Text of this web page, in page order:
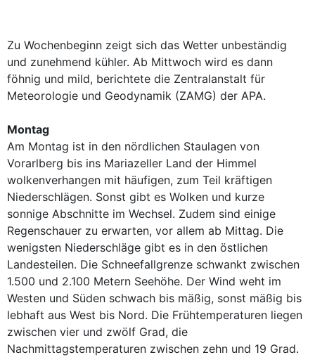
Zu Wochenbeginn zeigt sich das Wetter unbeständig
und zunehmend kühler. Ab Mittwoch wird es dann
föhnig und mild, berichtete die Zentralanstalt für
Meteorologie und Geodynamik (ZAMG) der APA.
Montag
Am Montag ist in den nördlichen Staulagen von
Vorarlberg bis ins Mariazeller Land der Himmel
wolkenverhangen mit häufigen, zum Teil kräftigen
Niederschlägen. Sonst gibt es Wolken und kurze
sonnige Abschnitte im Wechsel. Zudem sind einige
Regenschauer zu erwarten, vor allem ab Mittag. Die
wenigsten Niederschläge gibt es in den östlichen
Landesteilen. Die Schneefallgrenze schwankt zwischen
1.500 und 2.100 Metern Seehöhe. Der Wind weht im
Westen und Süden schwach bis mäßig, sonst mäßig bis
lebhaft aus West bis Nord. Die Frühtemperaturen liegen
zwischen vier und zwölf Grad, die
Nachmittagstemperaturen zwischen zehn und 19 Grad.